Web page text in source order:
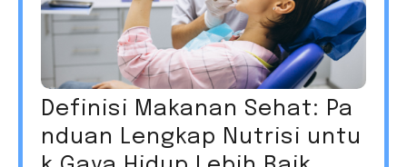
Definisi Makanan Sehat: Pa
nduan Lengkap Nutrisi untu